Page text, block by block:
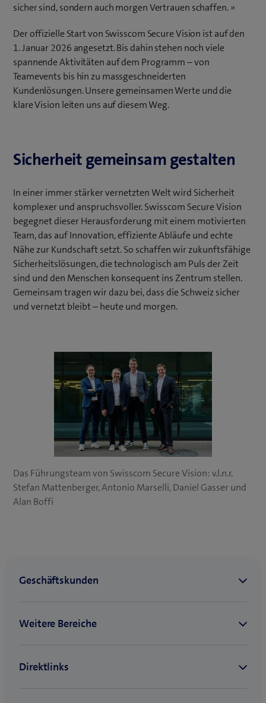
sicher sind, sondern auch morgen Vertrauen schaffen. »
Der offizielle Start von Swisscom Secure Vision ist auf den
1. Januar 2026 angesetzt. Bis dahin stehen noch viele
spannende Aktivitäten auf dem Programm – von
Teamevents bis hin zu massgeschneiderten
Kundenlösungen. Unsere gemeinsamen Werte und die
klare Vision leiten uns auf diesem Weg.
Sicherheit gemeinsam gestalten
In einer immer stärker vernetzten Welt wird Sicherheit
komplexer und anspruchsvoller. Swisscom Secure Vision
begegnet dieser Herausforderung mit einem motivierten
Team, das auf Innovation, effiziente Abläufe und echte
Nähe zur Kundschaft setzt. So schaffen wir zukunftsfähige
Sicherheitslösungen, die technologisch am Puls der Zeit
sind und den Menschen konsequent ins Zentrum stellen.
Gemeinsam tragen wir dazu bei, dass die Schweiz sicher
und vernetzt bleibt – heute und morgen.
Das Führungsteam von Swisscom Secure Vision: v.l.n.r.
Stefan Mattenberger, Antonio Marselli, Daniel Gasser und
Alan Boffi